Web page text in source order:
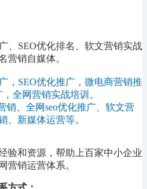
、SEO优化排名、软文营销实战
营销自媒体。
，SEO优化推广，微电商营销推
全网营销实战培训。
销、全网seo优化推广、软文营
、新媒体运营等。
验和资源，帮助上百家中小企业
营销运营体系。